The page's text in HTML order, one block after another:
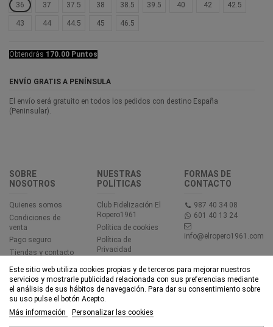
36
37 37.5 38 38.5 39.5 40 42 42.5
43 44 44.5 45 46.5
Obtendrás 170.00 Puntos
ENVÍO GRATIS A PENÍNSULA
El envío será gratuito en todos los pedidos con destino España
(Peninsular).
SOBRE
NOSOTROS
Quienes somos
Condiciones de
venta
Pago seguro
Tiendas y contacto
NUESTRAS
POLÍTICAS
Club Fidelización El
Ropero1961
Política de cookies
Política de
Privacidad
Accesibilidad
FORMAS DE
CONTACTO
987 40 34 08
601 40 13 24
info@elropero1961.com
Este sitio web utiliza cookies propias y de terceros para mejorar nuestros
servicios y mostrarle publicidad relacionada con sus preferencias mediante
el análisis de sus hábitos de navegación. Para dar su consentimiento sobre
su uso pulse el botón Acepto.
Más información
Personalizar las cookies
© EL ROPERO 1961 - Todos los derechos reservados - Powered by